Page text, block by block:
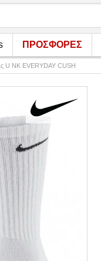
ΠΡΟΣΦΟΡΕΣ
U NK EVERYDAY CUSH